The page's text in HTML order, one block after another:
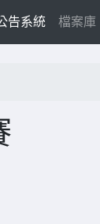
告系統 檔案庫